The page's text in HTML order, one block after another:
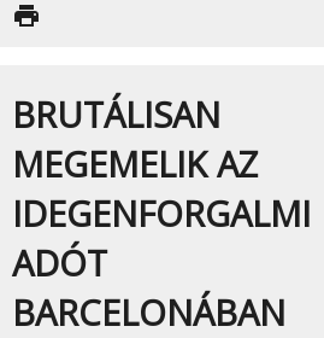
print
BRUTÁLISAN
MEGEMELIK AZ
IDEGENFORGALMI
ADÓT
BARCELONÁBAN